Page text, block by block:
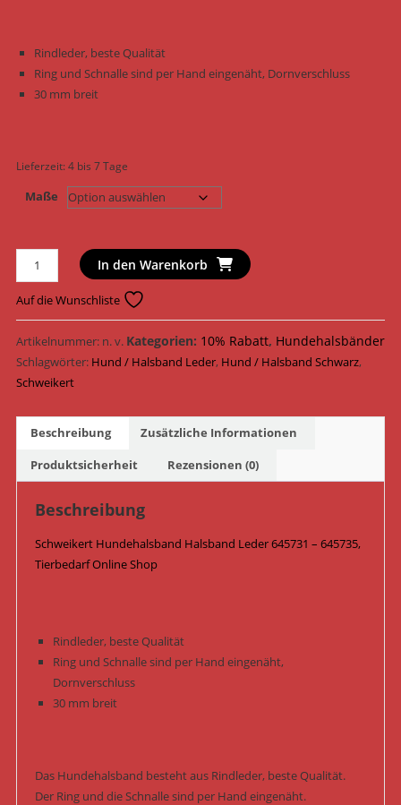
Rindleder, beste Qualität
Ring und Schnalle sind per Hand eingenäht, Dornverschluss
30 mm breit
Lieferzeit:4 bis 7 Tage
Maße
Schweikert
Hundehalsband
Halsband
Leder
645731
-
645735
Schwarz
In den Warenkorb
Auf die Wunschliste
Artikelnummer: n. v. Kategorien: 10% Rabatt, Hundehalsbänder
Schlagwörter: Hund / Halsband Leder, Hund / Halsband Schwarz,
Schweikert
Beschreibung
Zusätzliche Informationen
Produktsicherheit
Rezensionen (0)
Beschreibung
Schweikert Hundehalsband Halsband Leder 645731 – 645735,
Tierbedarf Online Shop
Rindleder, beste Qualität
Ring und Schnalle sind per Hand eingenäht,
Dornverschluss
30 mm breit
Das Hundehalsband besteht aus Rindleder, beste Qualität.
Der Ring und die Schnalle sind per Hand eingenäht.